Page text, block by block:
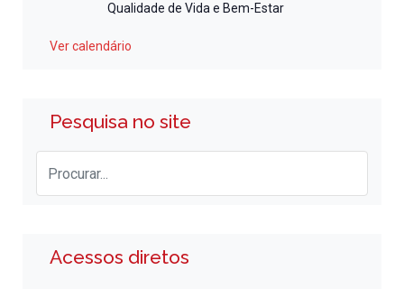
Qualidade de Vida e Bem-Estar
Ver calendário
Pesquisa no site
Acessos diretos